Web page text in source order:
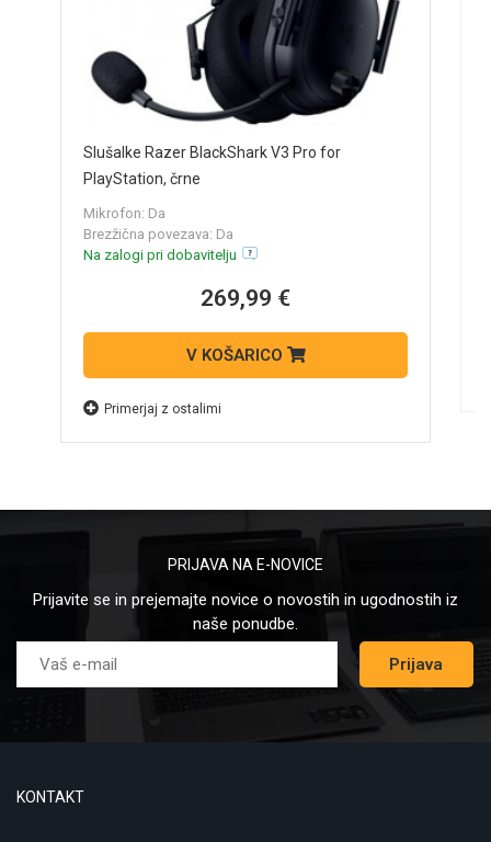
Slušalke Razer BlackShark V3 Pro for
PlayStation, črne
Mikrofon: Da
Brezžična povezava: Da
Na zalogi pri dobavitelju
269,99 €
V KOŠARICO
Primerjaj z ostalimi
PRIJAVA NA E-NOVICE
Prijavite se in prejemajte novice o novostih in ugodnostih iz
naše ponudbe.
Prijava
KONTAKT